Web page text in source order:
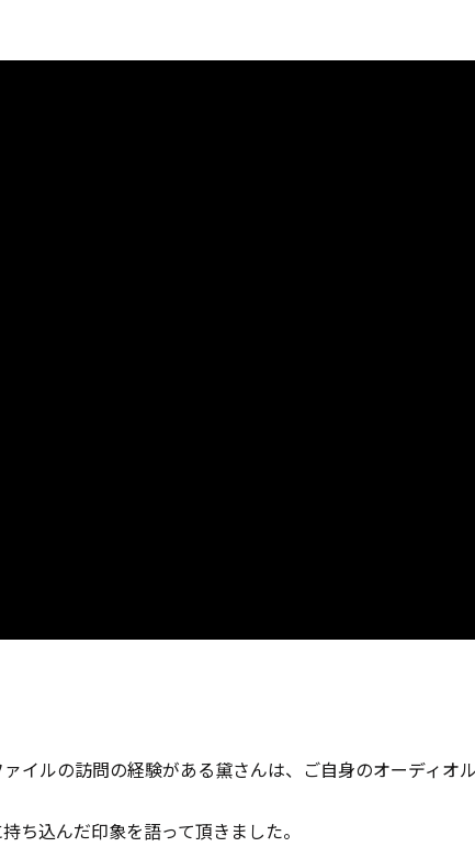
イルの訪問の経験がある黛さんは、ご自身のオーディオ
ち込んだ印象を語って頂きました。